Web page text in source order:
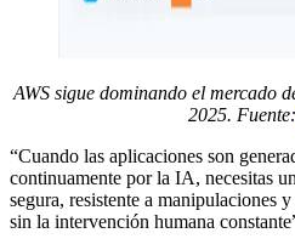
AWS sigue dominando el mercado
2025. Fuente:
“Cuando las aplicaciones son
continuamente por la IA, necesitas
segura, resistente a manipulaciones
sin la intervención humana